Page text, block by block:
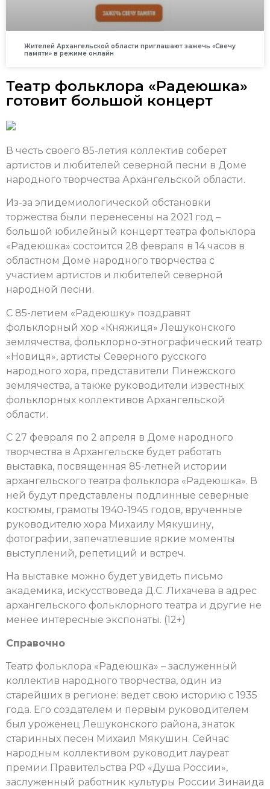
Жителей Архангельской области приглашают зажечь «Свечу
памяти» в режиме онлайн
Театр фольклора «Радеюшка»
готовит большой концерт
В честь своего 85-летия коллектив соберет
артистов и любителей северной песни в Доме
народного творчества Архангельской области.
Из-за эпидемиологической обстановки
торжества были перенесены на 2021 год –
большой юбилейный концерт театра фольклора
«Радеюшка» состоится 28 февраля в 14 часов в
областном Доме народного творчества с
участием артистов и любителей северной
народной песни.
С 85-летием «Радеюшку» поздравят
фольклорный хор «Княжиця» Лешуконского
землячества, фольклорно-этнографический театр
«Новиця», артисты Северного русского
народного хора, представители Пинежского
землячества, а также руководители известных
фольклорных коллективов Архангельской
области.
С 27 февраля по 2 апреля в Доме народного
творчества в Архангельске будет работать
выставка, посвященная 85-летней истории
архангельского театра фольклора «Радеюшка». В
ней будут представлены подлинные северные
костюмы, грамоты 1940-1945 годов, врученные
руководителю хора Михаилу Мякушину,
фотографии, запечатлевшие яркие моменты
выступлений, репетиций и встреч.
На выставке можно будет увидеть письмо
академика, искусствоведа Д.С. Лихачева в адрес
архангельского фольклорного театра и другие не
менее интересные экспонаты. (12+)
Справочно
Театр фольклора «Радеюшка» – заслуженный
коллектив народного творчества, один из
старейших в регионе: ведет свою историю с 1935
года. Его создателем и первым руководителем
был уроженец Лешуконского района, знаток
старинных песен Михаил Мякушин. Сейчас
народным коллективом руководит лауреат
премии Правительства РФ «Душа России»,
заслуженный работник культуры России Зинаида